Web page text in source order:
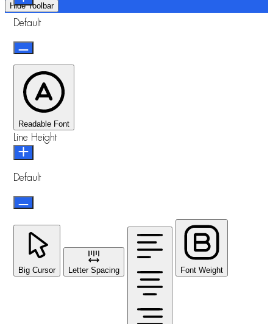
Hide Toolbar
Default
Readable Font
Line Height
Default
Big Cursor Letter Spacing Font Weight